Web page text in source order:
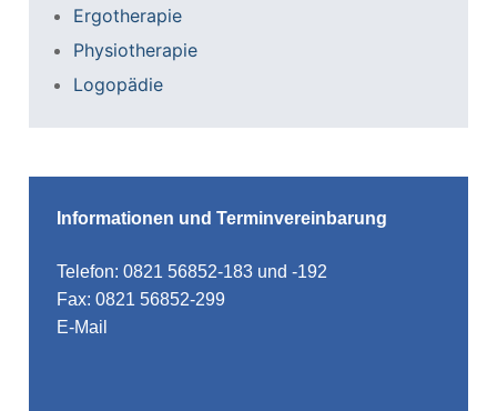
Ergotherapie
Physiotherapie
Logopädie
Informationen und Terminvereinbarung
Telefon: 0821 56852-183 und -192
Fax: 0821 56852-299
E-Mail